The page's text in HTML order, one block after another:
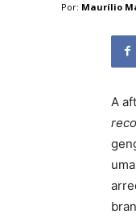
Por: Maurílio
A